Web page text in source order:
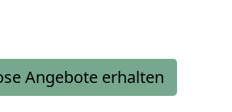
Angebote erhalten